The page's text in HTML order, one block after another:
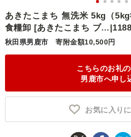
ランキング
特集・おすすめ
あきたこまち 無洗米 5kg（
食糧卸 [あきたこまち ブ
秋田県男鹿市 寄附金額10,500円
こちらのお礼
男鹿市へ申し
お気に入り